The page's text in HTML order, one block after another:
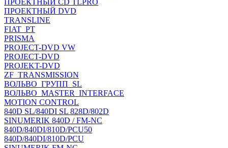
ПРОЕКТНЫЙ CD TLPRO
ПРОЕКТНЫЙ DVD
TRANSLINE
FIAT_PT
PRISMA
PROJECT-DVD VW
PROJECT-DVD
PROJEKT-DVD
ZF_TRANSMISSION
ВОЛЬВО_ГРУПП_SL
ВОЛЬВО_MASTER_INTERFACE
MOTION CONTROL
840D SL/840DI SL 828D/802D
SINUMERIK 840D / FM-NC
840D/840DI/810D/PCU50
840D/840DI/810D/PCU